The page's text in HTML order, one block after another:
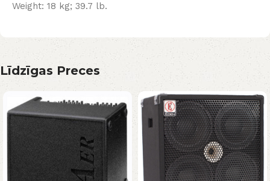
Weight: 18 kg; 39.7 lb.
Līdzīgas Preces